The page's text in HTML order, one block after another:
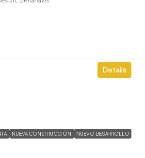
Details
NUEVA CONSTRUCCIÓN NUEVO DESARROLLO